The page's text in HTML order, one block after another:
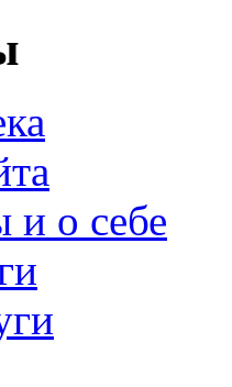
и о себе